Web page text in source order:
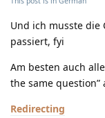
Und ich musste die
passiert, fyi
Am besten auch
the same
Redirecting